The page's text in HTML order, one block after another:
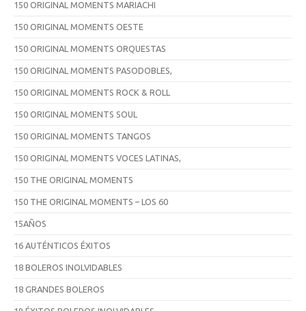
150 ORIGINAL MOMENTS MARIACHI
150 ORIGINAL MOMENTS OESTE
150 ORIGINAL MOMENTS ORQUESTAS
150 ORIGINAL MOMENTS PASODOBLES,
150 ORIGINAL MOMENTS ROCK & ROLL
150 ORIGINAL MOMENTS SOUL
150 ORIGINAL MOMENTS TANGOS
150 ORIGINAL MOMENTS VOCES LATINAS,
150 THE ORIGINAL MOMENTS
150 THE ORIGINAL MOMENTS – LOS 60
15AÑOS
16 AUTÉNTICOS ÉXITOS
18 BOLEROS INOLVIDABLES
18 GRANDES BOLEROS